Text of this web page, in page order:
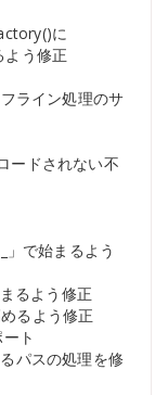
に
よう修正
ライン処理のサ
ードされない不
」で始まるよう
るよう修正
るよう修正
ト
パスの処理を修